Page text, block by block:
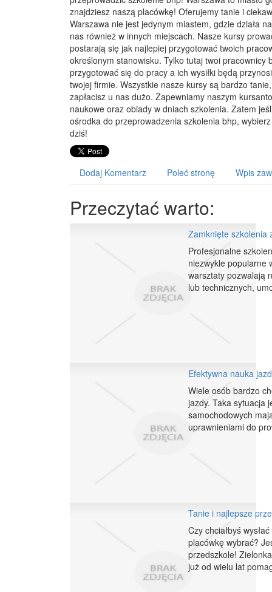
znajdziesz naszą placówkę! Oferujemy tanie i
Warszawa nie jest jedynym miastem, gdzie działa
nas również w innych miejscach. Nasze kursy
postarają się jak najlepiej przygotować twoich
określonym stanowisku. Tylko tutaj twoi pracownicy
przygotować się do pracy a ich wysiłki będą
twojej firmie. Wszystkie nasze kursy są bardzo
zapłacisz u nas dużo. Zapewniamy naszym
naukowe oraz obiady w dniach szkolenia. Zatem
ośrodka do przeprowadzenia szkolenia bhp,
dziś!
Dodaj Komentarz Poleć stronę Wpis
Przeczytać warto:
Zamknięte szkolenia
Profesjonalne
niezwykle popularne
warsztaty pozwalają
lub technicznych,
Efektywna nauka
Wiele osób bardzo
jazdy. Taka sytuacja
samochodowych
uprawnieniami do
Tanie i najlepsze
Czy chciałbyś
placówkę wybrać?
przedszkole!
już od wielu lat